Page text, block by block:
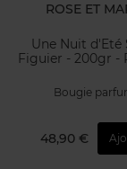
ROSE ET
Une Nuit d'Eté
Figuier - 200gr -
Bougie
48,90 €